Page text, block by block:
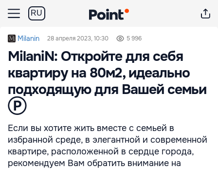
RU
Milanin 28 апреля 2023, 10:30 5 996
MilaniN: Откройте для себя
квартиру на 80м2, идеально
подходящую для Вашей семьи
Ⓟ
Если вы хотите жить вместе с семьей в
избранной среде, в элегантной и современной
квартире, расположенной в сердце города,
рекомендуем Вам обратить внимание на